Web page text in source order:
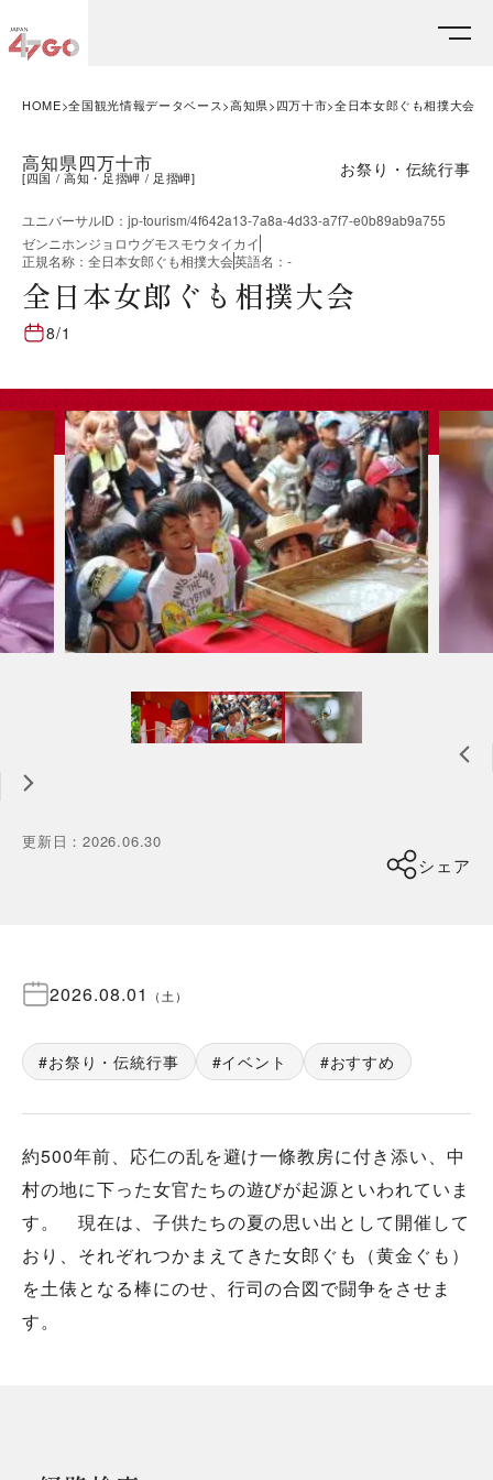
HOME 全国観光情報データベース 高知県 四万十市 全日本女郎ぐも相撲大会
高知県四万十市
[四国 高知・足摺岬 足摺岬] お祭り・伝統行事
ユニバーサルID ： jp-tourism/4f642a13-7a8a-4d33-a7f7-e0b89ab9a755
ゼンニホンジョロウグモスモウタイカイ
正規名称 ： 全日本女郎ぐも相撲大会英語名 ： -
全日本女郎ぐも相撲大会
8/1
更新日 ：2026.06.30
シェア
2026.08.01 （ 土 ）
お祭り・伝統行事 イベント おすすめ
約500年前、応仁の乱を避け一條教房に付き添い、中
村の地に下った女官たちの遊びが起源といわれていま
す。 現在は、子供たちの夏の思い出として開催して
おり、それぞれつかまえてきた女郎ぐも（黄金ぐも）
を土俵となる棒にのせ、行司の合図で闘争をさせま
す。